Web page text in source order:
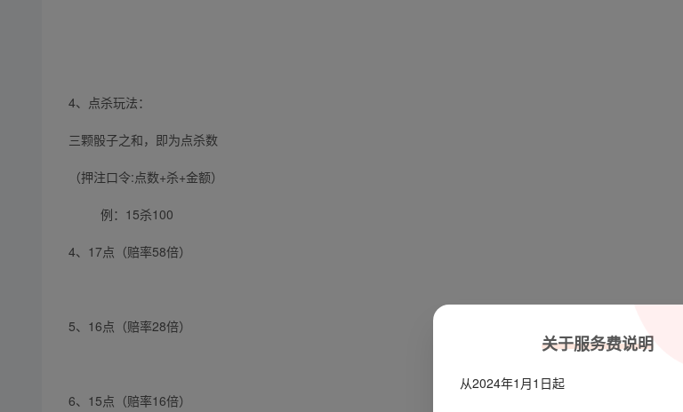
4、点杀玩法：
三颗骰子之和，即为点杀数
（押注口令:点数+杀+金额）
例：15杀100
4、17点（赔率58倍）
5、16点（赔率28倍）
6、15点（赔率16倍）
关于服务费说明
从2024年1月1日起